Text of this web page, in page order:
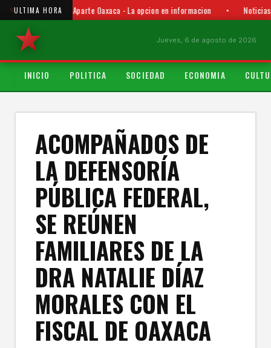
ULTIMA HORAPunto y Aparte Oaxaca - La opcion en informacion •
Jueves, 6 de agosto de 2026
INICIO POLITICA SOCIEDAD ECONOMIA
ACOMPAÑADOS DE
LA DEFENSORÍA
PÚBLICA FEDERAL,
SE REÚNEN
FAMILIARES DE LA
DRA NATALIE DÍAZ
MORALES CON EL
FISCAL DE OAXACA